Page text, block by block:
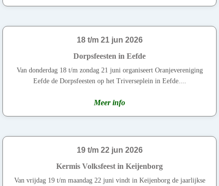
18 t/m 21 jun 2026
Dorpsfeesten in Eefde
Van donderdag 18 t/m zondag 21 juni organiseert Oranjevereniging
Eefde de Dorpsfeesten op het Triverseplein in Eefde....
Meer info
19 t/m 22 jun 2026
Kermis Volksfeest in Keijenborg
Van vrijdag 19 t/m maandag 22 juni vindt in Keijenborg de jaarlijkse